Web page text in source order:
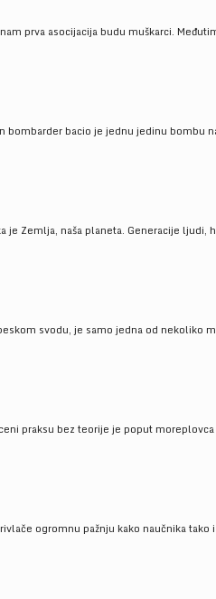
prva asocijacija budu muškarci.
bombarder bacio je jednu jedinu bombu
Zemlja, naša planeta. Generacije
svodu, je samo jedna od nekoliko
praksu bez teorije je poput
ogromnu pažnju kako naučnika